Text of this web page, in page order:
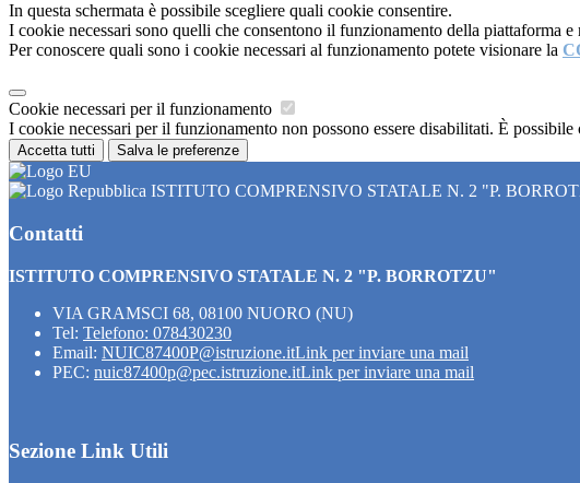
In questa schermata è possibile scegliere quali cookie consentire.
I cookie necessari sono quelli che consentono il funzionamento della piattaforma
Per conoscere quali sono i cookie necessari al funzionamento potete visionare la
Cookie necessari per il funzionamento
I cookie necessari per il funzionamento non possono essere disabilitati. È
Accetta tutti Salva le preferenze
ISTITUTO COMPRENSIVO STATALE N. 2 "P.
Contatti
ISTITUTO COMPRENSIVO STATALE N. 2 "P. BORROTZU"
VIA GRAMSCI 68, 08100 NUORO (NU)
Tel: Telefono: 078430230
Email: NUIC87400P@istruzione.itLink per inviare una mail
PEC: nuic87400p@pec.istruzione.itLink per inviare una mail
Sezione Link Utili